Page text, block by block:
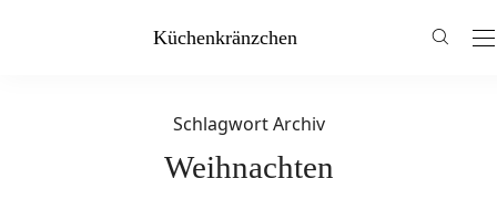
Küchenkränzchen
Schlagwort Archiv
Weihnachten